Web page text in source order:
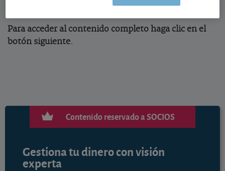
Para acceder al contenido completo haga clic en el
botón siguiente.
Contenido reservado a SOCIOS
Gestiona tu dinero con visión
experta